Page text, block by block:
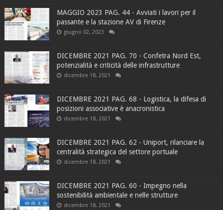
MAGGIO 2023 PAG. 44 - Avviati i lavori per il
passante e la stazione AV di Firenze
giugno 02, 2023
DICEMBRE 2021 PAG. 70 - Confetra Nord Est,
potenzialità e criticità delle infrastrutture
dicembre 18, 2021
DICEMBRE 2021 PAG. 68 - Logistica, la difesa di
posizioni associative è anacronistica
dicembre 18, 2021
DICEMBRE 2021 PAG. 62 - Uniport, rilanciare la
centralità strategica del settore portuale
dicembre 18, 2021
DICEMBRE 2021 PAG. 60 - Impegno nella
sostenibilità ambientale e nelle strutture
dicembre 18, 2021